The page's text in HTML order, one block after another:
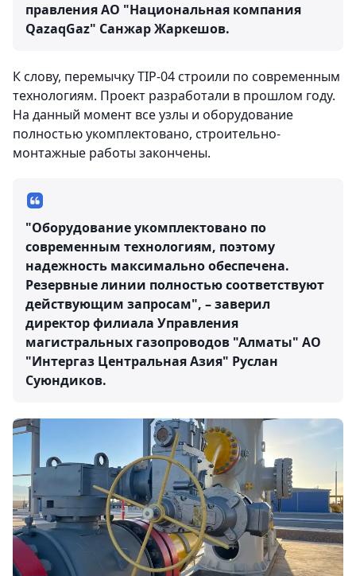
правления АО "Национальная компания
QazaqGaz" Санжар Жаркешов.
К слову, перемычку TIP-04 строили по современным
технологиям. Проект разработали в прошлом году.
На данный момент все узлы и оборудование
полностью укомплектовано, строительно-
монтажные работы закончены.
"Оборудование укомплектовано по
современным технологиям, поэтому
надежность максимально обеспечена.
Резервные линии полностью соответствуют
действующим запросам", – заверил
директор филиала Управления
магистральных газопроводов "Алматы" АО
"Интергаз Центральная Азия" Руслан
Суюндиков.